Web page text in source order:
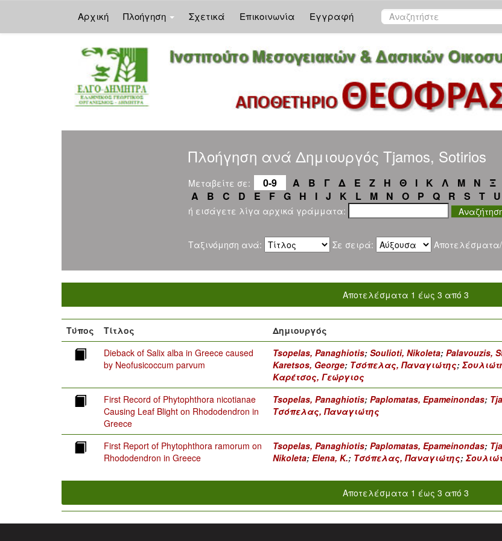
Αρχική Πλοήγηση Σχετικά Επικοινωνία Εγγραφή
Πλοήγηση ανά Δημιουργός Tjamos, Sotirios
Μεταβείτε σε: 0-9 Α Β Γ Δ Ε Ζ Η Θ Ι Κ Λ Μ Ν Ξ
A
B C D E F G H I J K L M N O P Q R S T U
ή εισάγετε λίγα αρχικά γράμματα:
Ταξινόμηση ανά: Σε σειρά:
Αποτελέσματα 1 έως 3 από 3
Τύπος Τίτλος Δημιουργός
Dieback of Salix alba in Greece caused
by Neofusicoccum parvum
Tsopelas, Panaghiotis; Soulioti, Nikoleta; Palavouzis,
Karetsos, George; Τσόπελας, Παναγιώτης;
Καρέτσος, Γεώργιος
First Record of Phytophthora nicotianae
Causing Leaf Blight on Rhododendron in
Greece
Tsopelas, Panaghiotis; Paplomatas, Epameinondas;
Τσόπελας, Παναγιώτης
First Report of Phytophthora ramorum on
Rhododendron in Greece
Tsopelas, Panaghiotis; Paplomatas, Epameinondas;
Nikoleta; Elena, K.; Τσόπελας, Παναγιώτης;
Αποτελέσματα 1 έως 3 από 3